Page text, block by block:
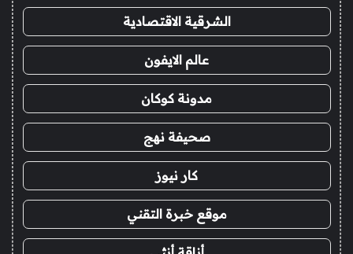
الشرقية الاقتصادية
عالم الايفون
مدونة كوكان
صحيفة نهج
كار نيوز
موقع خبرة التقني